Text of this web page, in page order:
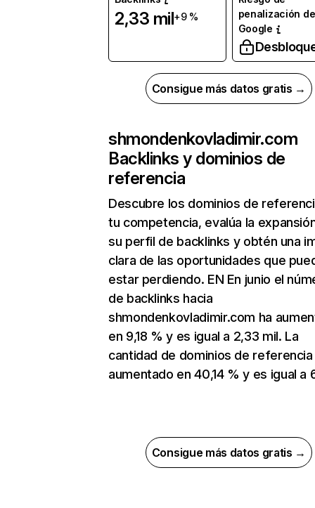
2,33 mil+9 %
penalización de
Google
Consigue más datos gratis →
shmondenkovladimir.com
Backlinks y dominios de
referencia
Descubre los dominios de
tu competencia, evalúa la
su perfil de backlinks y obtén una
clara de las oportunidades que
estar perdiendo. EN En junio el
de backlinks hacia
shmondenkovladimir.com ha
en 9,18 % y es igual a 2,33 mil. La
cantidad de dominios de referencia
aumentado en 40,14 % y es igual a
Consigue más datos gratis →